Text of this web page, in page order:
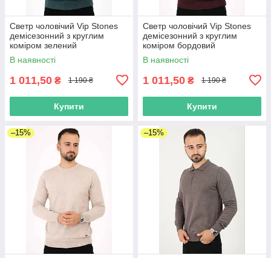
Светр чоловічий Vip Stones
демісезонний з круглим
коміром зелений
В наявності
1 011,50 ₴ 1 190 ₴
Купити
Светр чоловічий Vip Stones
демісезонний з круглим
коміром бордовий
В наявності
1 011,50 ₴ 1 190 ₴
Купити
–15% –15%